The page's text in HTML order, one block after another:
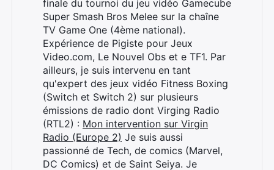
finale du tournoi du jeu vidéo Gamecube
Super Smash Bros Melee sur la chaîne
TV Game One (4ème national).
Expérience de Pigiste pour Jeux
Video.com, Le Nouvel Obs et e TF1. Par
ailleurs, je suis intervenu en tant
qu'expert des jeux vidéo Fitness Boxing
(Switch et Switch 2) sur plusieurs
émissions de radio dont Virging Radio
(RTL2) : Mon intervention sur Virgin
Radio (Europe 2) Je suis aussi
passionné de Tech, de comics (Marvel,
DC Comics) et de Saint Seiya. Je